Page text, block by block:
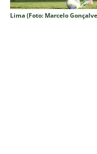
Lima (Foto: Marcelo